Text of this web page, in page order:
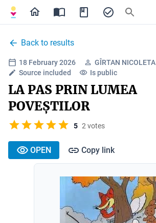
Back to results
18 February 2026
GÎRTAN NICOLETA
Source included
Is public
LA PAS PRIN LUMEA
POVEȘTILOR
5 2 votes
OPEN Copy link